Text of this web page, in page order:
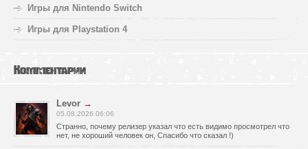
Игры для Nintendo Switch
Игры для Playstation 4
Комментарии
Levor →
05.08.2026 06:06
Странно, почему релизер указал что есть видимо просмотрел что
нет, не хороший человек он, Спасибо что сказал !)